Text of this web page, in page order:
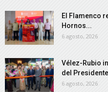
El Flamenco
Hornos...
6 agosto, 2026
Vélez-Rubio
del
6 agosto, 2026